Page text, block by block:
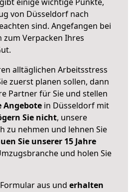
von Düsseldorf nach
sind. Angefangen bei
zum Verpacken Ihres
alltäglichen Arbeitsstress
zuerst planen sollen, dann
Partner für Sie und stellen
Angebote in Düsseldorf mit
Sie nicht, unsere
zu nehmen und lehnen Sie
Sie unserer 15 Jahre
und holen Sie
aus und erhalten